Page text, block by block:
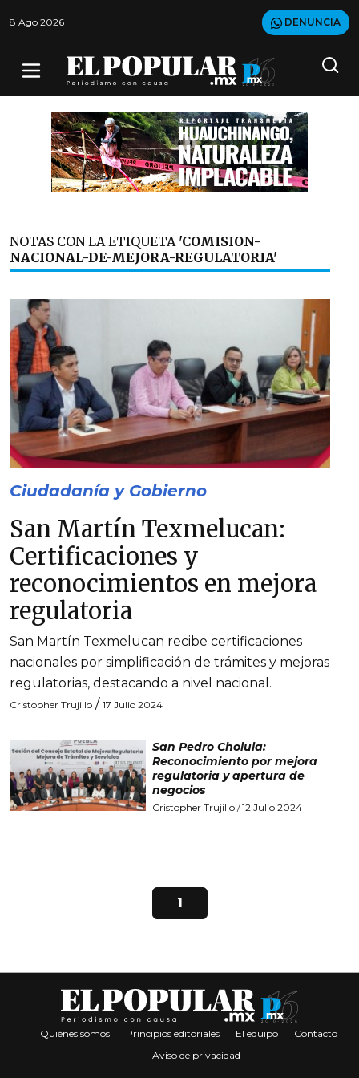
8 Ago 2026 DENUNCIA
NOTAS CON LA ETIQUETA 'COMISION-
NACIONAL-DE-MEJORA-REGULATORIA'
Ciudadanía y Gobierno
San Martín Texmelucan:
Certificaciones y
reconocimientos en mejora
regulatoria
San Martín Texmelucan recibe certificaciones
nacionales por simplificación de trámites y mejoras
regulatorias, destacando a nivel nacional.
Cristopher Trujillo / 17 Julio 2024
San Pedro Cholula:
Reconocimiento por mejora
regulatoria y apertura de
negocios
Cristopher Trujillo/12 Julio 2024
1
Quiénes somos Principios editoriales El equipo
Contacto
Aviso de privacidad